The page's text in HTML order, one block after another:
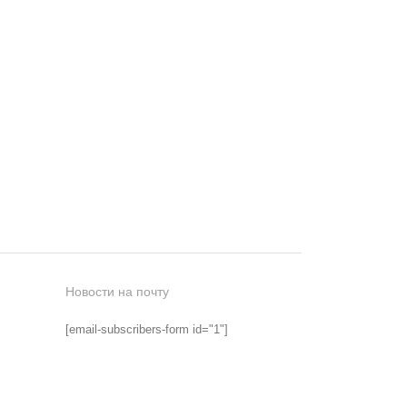
Новости на почту
[email-subscribers-form id="1"]